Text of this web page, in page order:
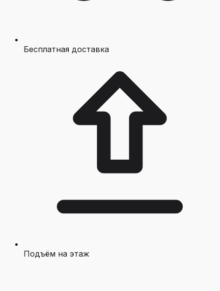
Бесплатная доставка
Подъём на этаж